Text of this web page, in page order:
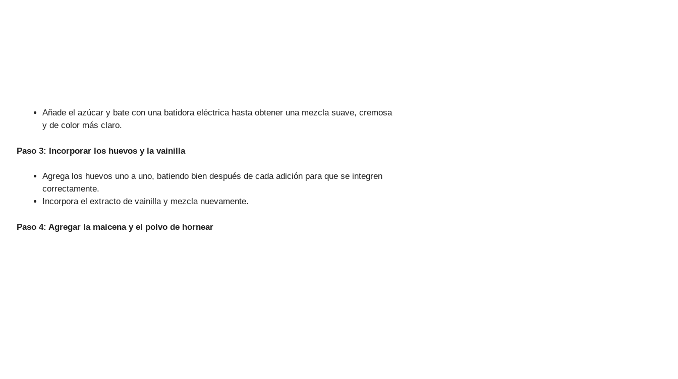
Añade el azúcar y bate con una batidora eléctrica hasta obtener una mezcla suave, cremosa
y de color más claro.
Paso 3: Incorporar los huevos y la vainilla
Agrega los huevos uno a uno, batiendo bien después de cada adición para que se integren
correctamente.
Incorpora el extracto de vainilla y mezcla nuevamente.
Paso 4: Agregar la maicena y el polvo de hornear